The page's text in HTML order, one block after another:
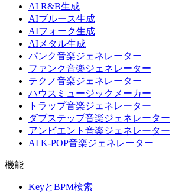
AI R&B生成
AIブルース生成
AIフォーク生成
AIメタル生成
パンク音楽ジェネレーター
ファンク音楽ジェネレーター
テクノ音楽ジェネレーター
ハウスミュージックメーカー
トラップ音楽ジェネレーター
ダブステップ音楽ジェネレーター
アンビエント音楽ジェネレーター
AI K-POP音楽ジェネレーター
機能
KeyとBPM検索